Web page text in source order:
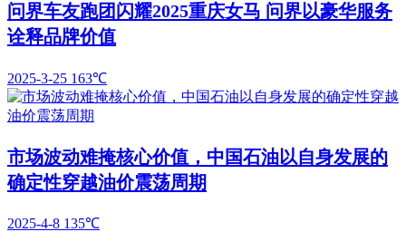
问界车友跑团闪耀2025重庆女马 问界以豪华服务
诠释品牌价值
2025-3-25 163℃
市场波动难掩核心价值，中国石油以自身发展的
确定性穿越油价震荡周期
2025-4-8 135℃